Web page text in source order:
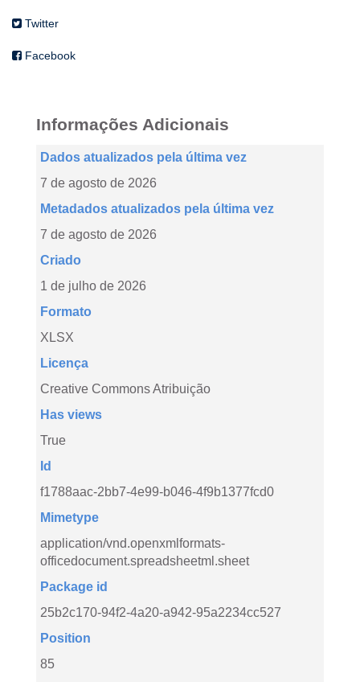
Twitter
Facebook
Informações Adicionais
Dados atualizados pela última vez
7 de agosto de 2026
Metadados atualizados pela última vez
7 de agosto de 2026
Criado
1 de julho de 2026
Formato
XLSX
Licença
Creative Commons Atribuição
Has views
True
Id
f1788aac-2bb7-4e99-b046-4f9b1377fcd0
Mimetype
application/vnd.openxmlformats-
officedocument.spreadsheetml.sheet
Package id
25b2c170-94f2-4a20-a942-95a2234cc527
Position
85